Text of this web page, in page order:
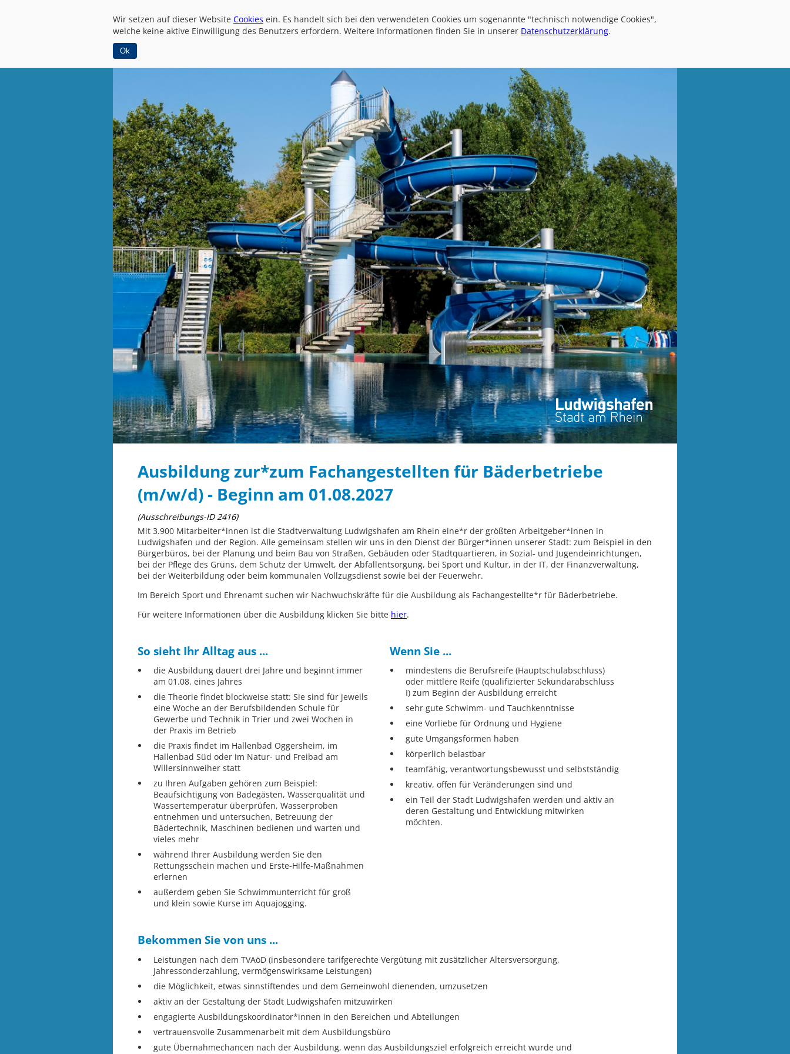
Wir setzen auf dieser Website Cookies ein. Es handelt sich bei den verwendeten Cookies um sogenannte "technisch notwendige Cookies",
welche keine aktive Einwilligung des Benutzers erfordern. Weitere Informationen finden Sie in unserer Datenschutzerklärung.
Ok
Ausbildung zur*zum Fachangestellten für Bäderbetriebe
(m/w/d) - Beginn am 01.08.2027
(Ausschreibungs-ID 2416)
Mit 3.900 Mitarbeiter*innen ist die Stadtverwaltung Ludwigshafen am Rhein eine*r der größten Arbeitgeber*innen in
Ludwigshafen und der Region. Alle gemeinsam stellen wir uns in den Dienst der Bürger*innen unserer Stadt: zum Beispiel in den
Bürgerbüros, bei der Planung und beim Bau von Straßen, Gebäuden oder Stadtquartieren, in Sozial- und Jugendeinrichtungen,
bei der Pflege des Grüns, dem Schutz der Umwelt, der Abfallentsorgung, bei Sport und Kultur, in der IT, der Finanzverwaltung,
bei der Weiterbildung oder beim kommunalen Vollzugsdienst sowie bei der Feuerwehr.
Im Bereich Sport und Ehrenamt suchen wir Nachwuchskräfte für die Ausbildung als Fachangestellte*r für Bäderbetriebe.
Für weitere Informationen über die Ausbildung klicken Sie bitte hier.
So sieht Ihr Alltag aus ...
die Ausbildung dauert drei Jahre und beginnt immer
am 01.08. eines Jahres
die Theorie findet blockweise statt: Sie sind für jeweils
eine Woche an der Berufsbildenden Schule für
Gewerbe und Technik in Trier und zwei Wochen in
der Praxis im Betrieb
die Praxis findet im Hallenbad Oggersheim, im
Hallenbad Süd oder im Natur- und Freibad am
Willersinnweiher statt
zu Ihren Aufgaben gehören zum Beispiel:
Beaufsichtigung von Badegästen, Wasserqualität und
Wassertemperatur überprüfen, Wasserproben
entnehmen und untersuchen, Betreuung der
Bädertechnik, Maschinen bedienen und warten und
vieles mehr
während Ihrer Ausbildung werden Sie den
Rettungsschein machen und Erste-Hilfe-Maßnahmen
erlernen
außerdem geben Sie Schwimmunterricht für groß
und klein sowie Kurse im Aquajogging.
Wenn Sie ...
mindestens die Berufsreife (Hauptschulabschluss)
oder mittlere Reife (qualifizierter Sekundarabschluss
I) zum Beginn der Ausbildung erreicht
sehr gute Schwimm- und Tauchkenntnisse
eine Vorliebe für Ordnung und Hygiene
gute Umgangsformen haben
körperlich belastbar
teamfähig, verantwortungsbewusst und selbstständig
kreativ, offen für Veränderungen sind und
ein Teil der Stadt Ludwigshafen werden und aktiv an
deren Gestaltung und Entwicklung mitwirken
möchten.
Bekommen Sie von uns ...
Leistungen nach dem TVAöD (insbesondere tarifgerechte Vergütung mit zusätzlicher Altersversorgung,
Jahressonderzahlung, vermögenswirksame Leistungen)
die Möglichkeit, etwas sinnstiftendes und dem Gemeinwohl dienenden, umzusetzen
aktiv an der Gestaltung der Stadt Ludwigshafen mitzuwirken
engagierte Ausbildungskoordinator*innen in den Bereichen und Abteilungen
vertrauensvolle Zusammenarbeit mit dem Ausbildungsbüro
gute Übernahmechancen nach der Ausbildung, wenn das Ausbildungsziel erfolgreich erreicht wurde und